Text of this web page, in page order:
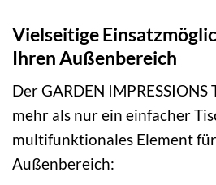
Vielseitige
Ihren Außenbereich
Der GARDEN
mehr als nur ein einfacher
multifunktionales Element
Außenbereich: